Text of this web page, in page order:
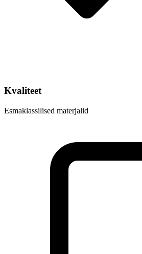
Kvaliteet
Esmaklassilised materjalid